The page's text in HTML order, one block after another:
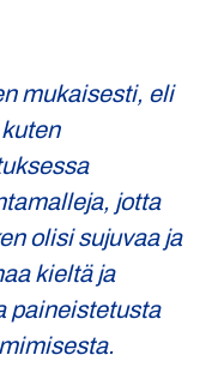
mukaisesti, eli
jotta
olisi sujuvaa ja
kieltä ja
paineistetusta